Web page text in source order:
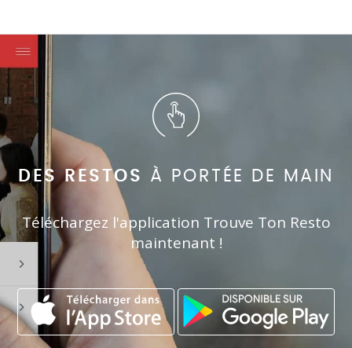
DES RESTOS À PORTÉE DE MAIN
Téléchargez l'application Trouve Ton Resto
maintenant !